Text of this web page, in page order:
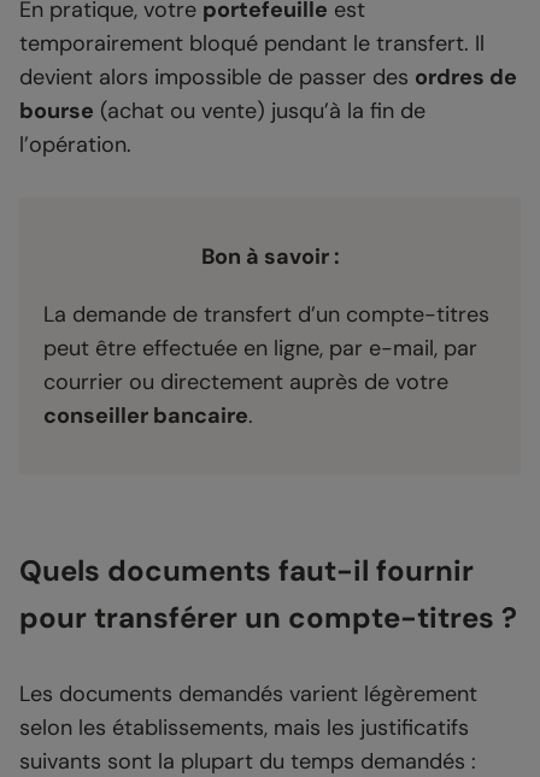
En pratique, votre portefeuille est
temporairement bloqué pendant le transfert. Il
devient alors impossible de passer des ordres de
bourse (achat ou vente) jusqu’à la fin de
l’opération.
Bon à savoir :
La demande de transfert d’un compte-titres
peut être effectuée en ligne, par e-mail, par
courrier ou directement auprès de votre
conseiller bancaire.
Quels documents faut-il fournir
pour transférer un compte-titres ?
Les documents demandés varient légèrement
selon les établissements, mais les justificatifs
suivants sont la plupart du temps demandés :